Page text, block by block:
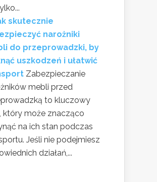
skutecznie
narożniki
do przeprowadzki, by
uszkodzeń i ułatwić
Zabezpieczanie
mebli przed
to kluczowy
który może znacząco
na ich stan podczas
Jeśli nie podejmiesz
działań,...